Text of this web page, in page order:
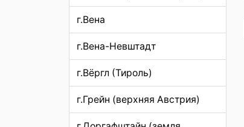
г.Вена
г.Вена-Невштадт
г.Вёргл (Тироль)
г.Грейн (верхняя Австрия)